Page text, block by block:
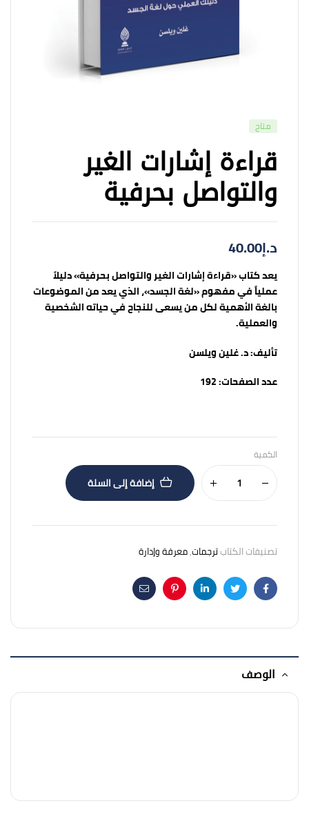
متاح
قراءة إشارات الغير
والتواصل بحرفية
د.إ40.00
يعد كتاب «قراءة إشارات الغير والتواصل بحرفية» دليلاً
عملياً في مفهوم «لغة الجسد»، الذي يعد من الموضوعات
بالغة الأهمية لكل من يسعى للنجاح في حياته الشخصية
والعملية.
تأليف:د. غلين ويلسن
عدد الصفحات:
الكمية
إضافة إلى السلة
تصنيفات الكتابترجمات,معرفة وإدارة
Facebook
Twitter
Linkedin
Pinterest
Email
الوصف